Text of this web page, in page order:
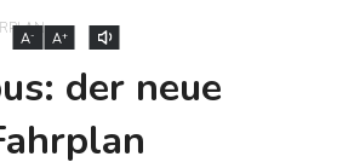
A- A+
der neue